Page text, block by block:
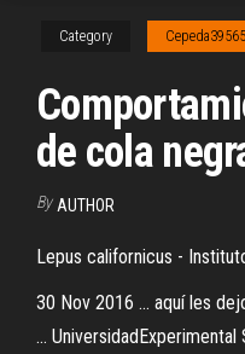
Category Cepeda39565
de cola
By AUTHOR
Lepus californicus -
30 Nov 2016 ... aquí les
...